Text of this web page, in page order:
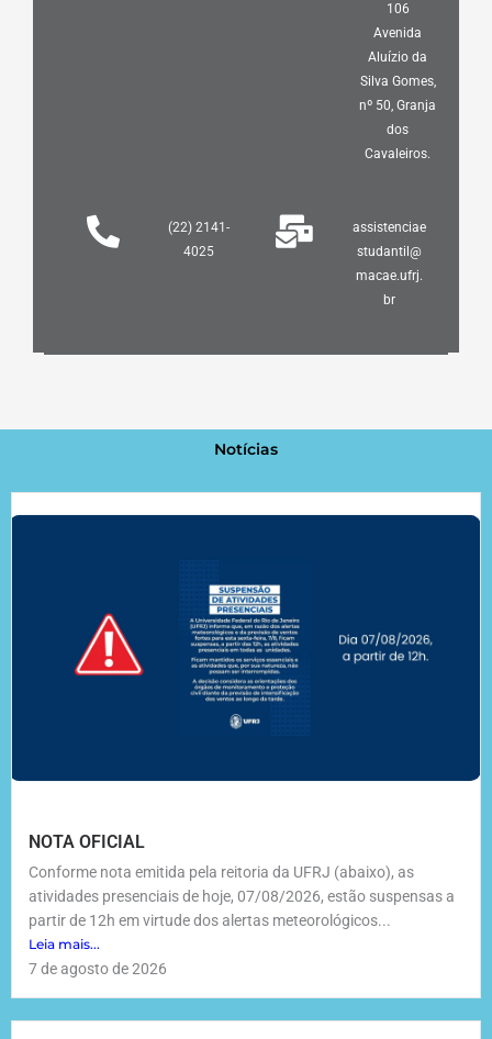
106
Avenida
Aluízio da
Silva Gomes,
nº 50, Granja
dos
Cavaleiros.
(22) 2141-
4025
assistenciae
studantil@
macae.ufrj.
br
Notícias
NOTA OFICIAL
Conforme nota emitida pela reitoria da UFRJ (abaixo), as
atividades presenciais de hoje, 07/08/2026, estão suspensas a
partir de 12h em virtude dos alertas meteorológicos...
Leia mais...
7 de agosto de 2026